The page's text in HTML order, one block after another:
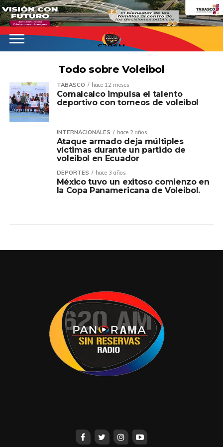
620AM
Todo sobre Voleibol
TABASCO hace 12 meses
Comalcalco impulsa el talento
deportivo con torneos de voleibol
INTERNACIONALES hace 2 años
Ataque armado deja múltiples
víctimas durante un partido de
voleibol en Ecuador
DEPORTES hace 3 años
México tuvo un exitoso comienzo en
la Copa Panamericana de Voleibol.